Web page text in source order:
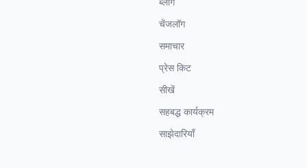
चेंजलॉग
समाचार
प्रेस किट
सीखें
सहबद्ध कार्यक्रम
साझेदारियाँ